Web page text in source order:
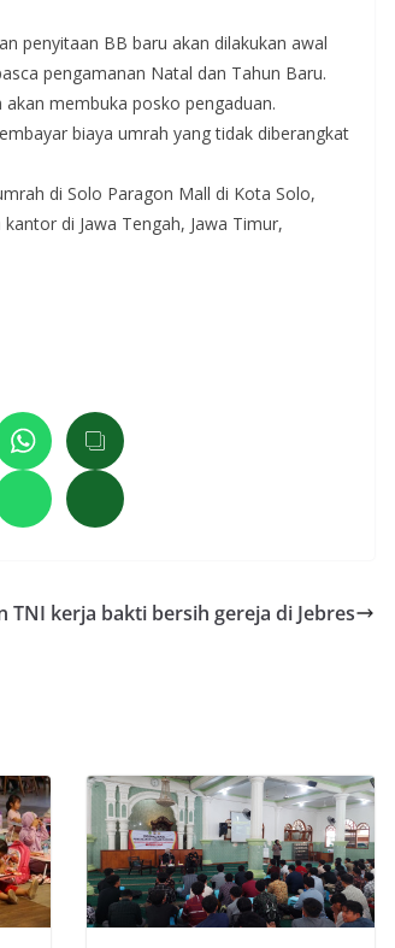
penyitaan BB baru akan dilakukan awal
pengamanan Natal dan Tahun Baru.
membuka posko pengaduan.
biaya umrah yang tidak diberangkat
di Solo Paragon Mall di Kota Solo,
di Jawa Tengah, Jawa Timur,
TNI kerja bakti bersih gereja di Jebres